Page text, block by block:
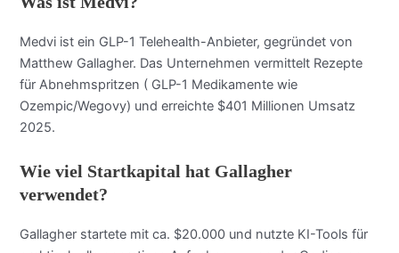
Medvi ist ein GLP-1 Telehealth-Anbieter, gegründet von
Matthew Gallagher. Das Unternehmen vermittelt Rezepte
für Abnehmspritzen ( GLP-1 Medikamente wie
Ozempic/Wegovy) und erreichte $401 Millionen Umsatz
2025.
Wie viel Startkapital hat Gallagher
verwendet?
Gallagher startete mit ca. $20.000 und nutzte KI-Tools für